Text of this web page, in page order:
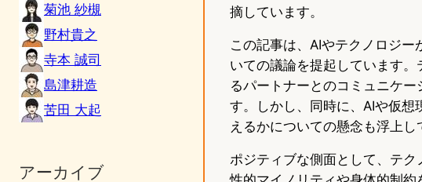
菊池 紗槻
野村貴之
寺本 誠司
島津耕造
苦田 大起
アーカイブ
摘しています。
この記事は、AIやテクノロジ
いての議論を提起しています
るパートナーとのコミュニケ
す。しかし、同時に、AIや仮
えるかについての懸念も浮上し
ポジティブな側面として、テ